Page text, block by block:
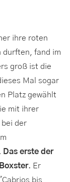
ihre roten
durften, fand im
groß ist die
Mal sogar
Platz gewählt
mit ihrer
der
Das erste der
. Er
bis